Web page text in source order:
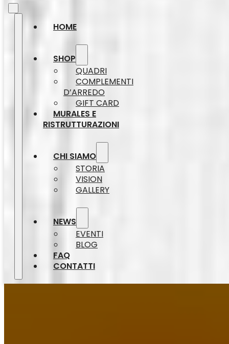
HOME
SHOP
QUADRI
COMPLEMENTI
D’ARREDO
GIFT CARD
MURALES E
RISTRUTTURAZIONI
CHI SIAMO
STORIA
VISION
GALLERY
NEWS
EVENTI
BLOG
FAQ
CONTATTI